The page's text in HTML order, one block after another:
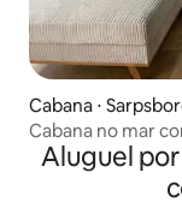
Cabana ⋅
Cabana no mar
Aluguel